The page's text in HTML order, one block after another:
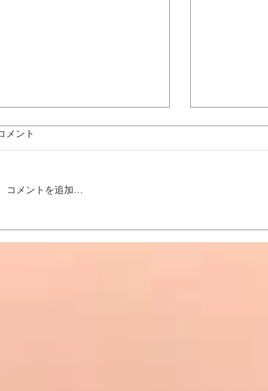
ヴァルキリーアーチー移転の
お知らせ
2025カー
工の本質を
メント
コメントを追加…